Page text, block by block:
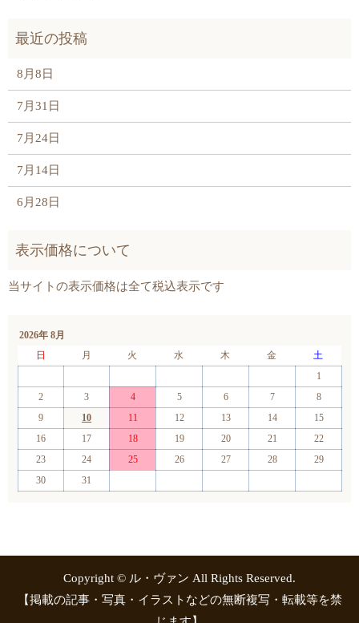
8月8日
7月31日
7月24日
7月14日
6月28日
2026年 8月
日
月 火 水 木 金
土
1
2
3 4 5 6 7
8
9
10 11 12 13 14
15
16
17 18 19 20 21
22
23
24 25 26 27 28
29
30
31
Copyright © ル・ヴァン All Rights Reserved.
【掲載の記事・写真・イラストなどの無断複写・転載等を禁